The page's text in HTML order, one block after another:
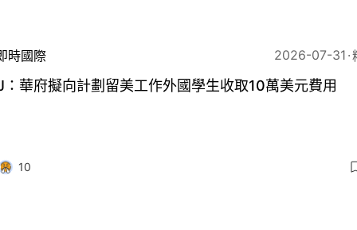
時國際 2026-07-31
華府擬向計劃留美工作外國學生收取10萬美元費用
10